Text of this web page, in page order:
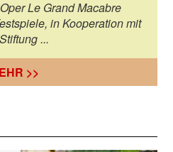
Le Grand Macabre
in Kooperation mit
...
>>